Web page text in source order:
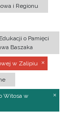
i Regionu
o Pamięci
Baszaka
w Zalipiu
Witosa w